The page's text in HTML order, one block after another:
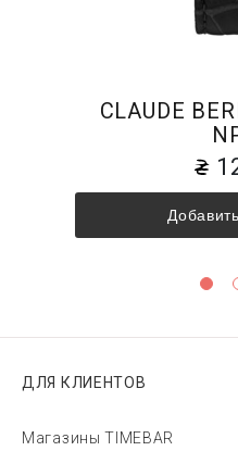
CLAUDE
ДЛЯ КЛИЕНТОВ
Магазины TIMEBAR